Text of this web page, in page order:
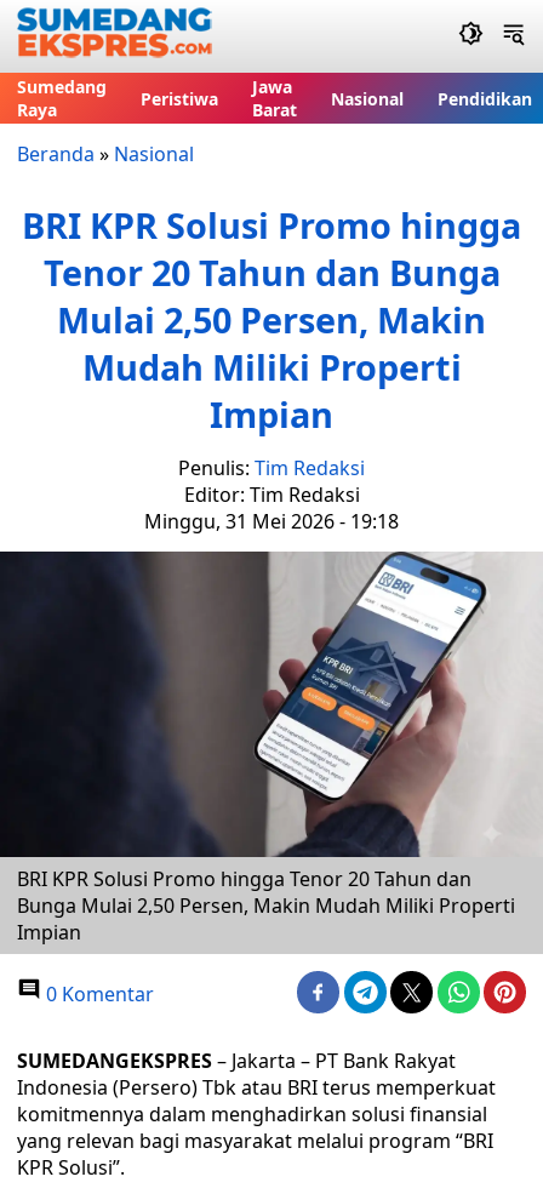
Sumedang
Raya
Peristiwa
Jawa
Barat
Nasional Pendidikan
Beranda » Nasional
BRI KPR Solusi Promo hingga
Tenor 20 Tahun dan Bunga
Mulai 2,50 Persen, Makin
Mudah Miliki Properti
Impian
Penulis: Tim Redaksi
Editor: Tim Redaksi
Minggu, 31 Mei 2026 - 19:18
BRI KPR Solusi Promo hingga Tenor 20 Tahun dan
Bunga Mulai 2,50 Persen, Makin Mudah Miliki Properti
Impian
0 Komentar
SUMEDANGEKSPRES– Jakarta – PT Bank Rakyat
Indonesia (Persero) Tbk atau BRI terus memperkuat
komitmennya dalam menghadirkan solusi finansial
yang relevan bagi masyarakat melalui program “BRI
KPR Solusi”.